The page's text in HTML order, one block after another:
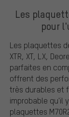
Les
pour
Les plaquettes
XTR, XT, LX,
parfaites en
offrent des
très durables et
improbable qu'il
plaquettes